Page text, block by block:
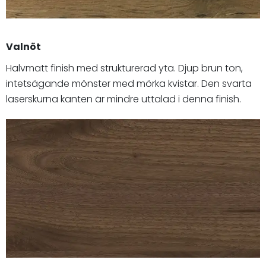
Valnöt
Halvmatt finish med strukturerad yta. Djup brun ton,
intetsägande mönster med mörka kvistar. Den svarta
laserskurna kanten är mindre uttalad i denna finish.